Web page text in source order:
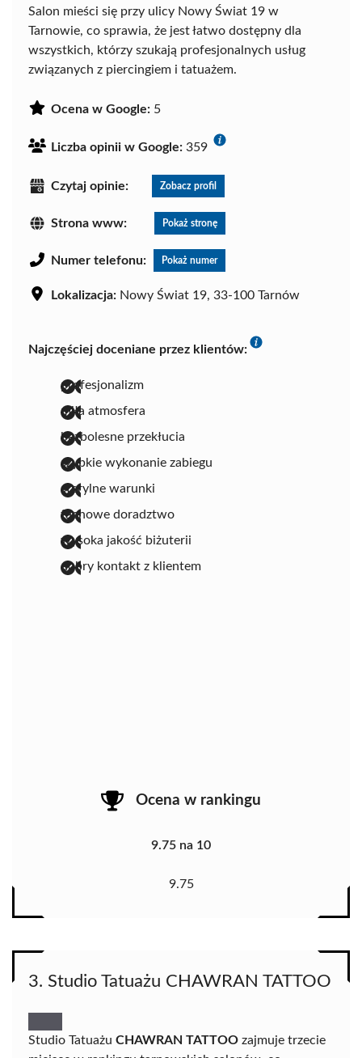
Salon mieści się przy ulicy Nowy Świat 19 w
Tarnowie, co sprawia, że jest łatwo dostępny dla
wszystkich, którzy szukają profesjonalnych usług
związanych z piercingiem i tatuażem.
Ocena w Google: 5
Liczba opinii w Google: 359
Czytaj opinie: Zobacz profil
Strona www: Pokaż stronę
Numer telefonu: Pokaż numer
Lokalizacja: Nowy Świat 19, 33-100 Tarnów
Najczęściej doceniane przez klientów:
profesjonalizm
miła atmosfera
bezbolesne przekłucia
szybkie wykonanie zabiegu
sterylne warunki
fachowe doradztwo
wysoka jakość biżuterii
dobry kontakt z klientem
Ocena w rankingu
9.75 na 10
9.75
3. Studio Tatuażu CHAWRAN TATTOO
Studio Tatuażu CHAWRAN TATTOO zajmuje trzecie